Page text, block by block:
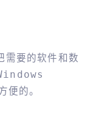
要的软件和数
的。